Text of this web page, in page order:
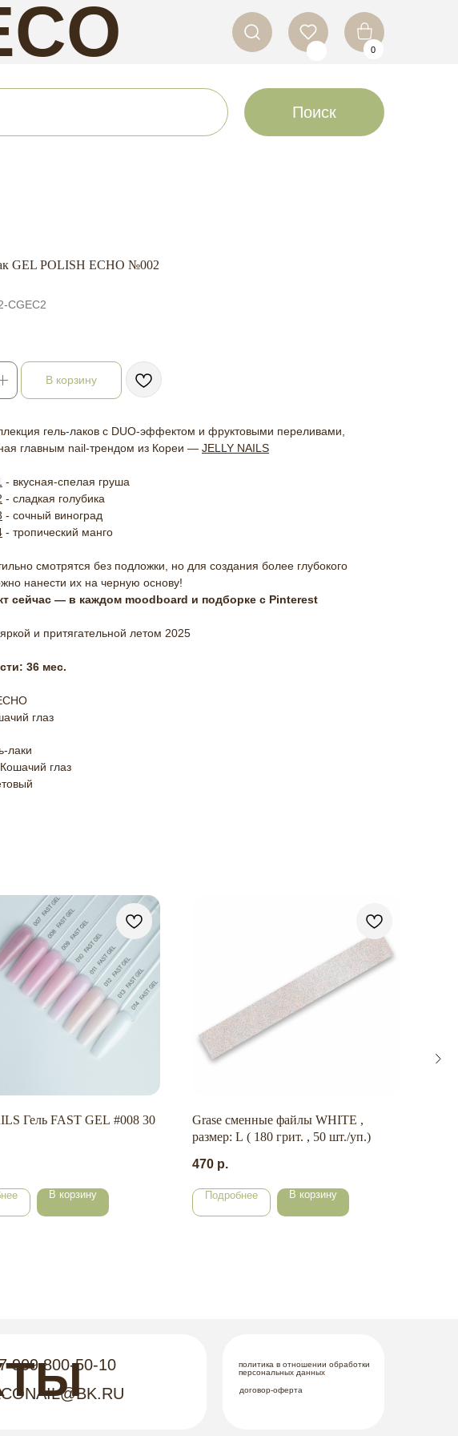
0
Поиск
GEL POLISH ECHO №002
CGEC2
В корзину
гель-лаков с DUO-эффектом и фруктовыми переливами,
главным nail-трендом из Кореи — JELLY NAILS
- вкусная-спелая груша
- сладкая голубика
- сочный виноград
- тропический манго
смотрятся без подложки, но для создания более глубокого
нанести их на черную основу!
сейчас — в каждом moodboard и подборке с Pinterest
и притягательной летом 2025
36 мес.
глаз
лаки
глаз
Гель FAST GEL #008 30
В корзину
Grase сменные файлы WHITE ,
размер: L ( 180 грит. , 50 шт./уп.)
470 р.
Подробнее В корзину
909 800-50-10
политика в отношении обработки
персональных данных
договор-оферта